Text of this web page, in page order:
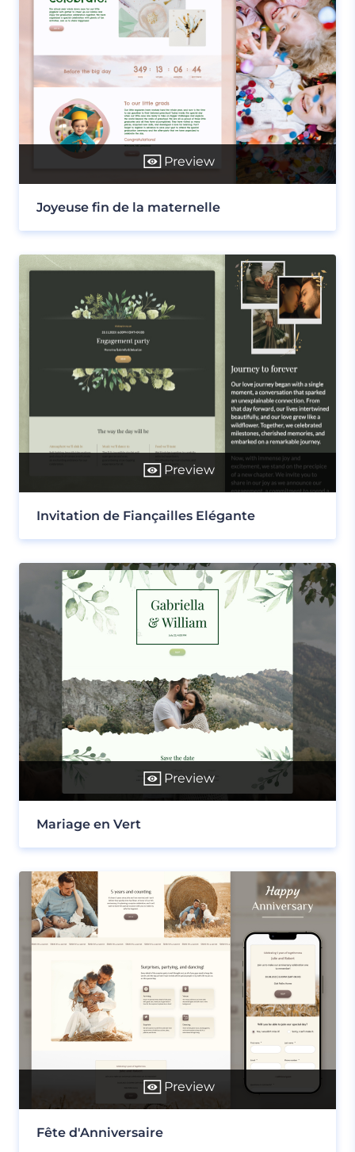
Preview
Joyeuse fin de la maternelle
Preview
Invitation de Fiançailles Elégante
Preview
Mariage en Vert
Preview
Fête d'Anniversaire